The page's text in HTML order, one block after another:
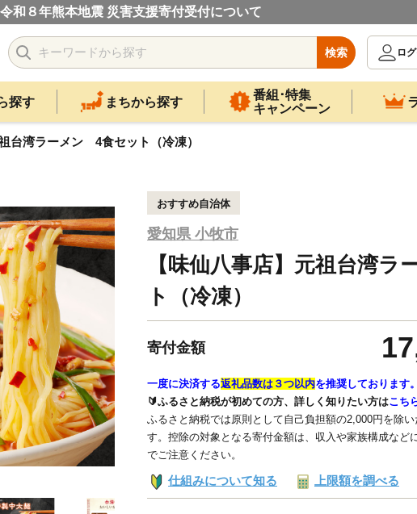
令和８年熊本地震 災害支援寄付受付について
検索
ロ
探す まちから探す
番組･特集
キャンペーン
台湾ラーメン 4食セット（冷凍）
おすすめ自治体
愛知県 小牧市
【味仙八事店】元祖台湾
ト（冷凍）
寄付金額
一度に決済する返礼品数は３つ以内を推奨しております。
🔰ふるさと納税が初めての方、詳しく知りたい方はこち
ふるさと納税では原則として自己負担額の2,000円を除
す。控除の対象となる寄付金額は、収入や家族構成など
でご注意ください。
仕組みについて知る 上限額を調べる